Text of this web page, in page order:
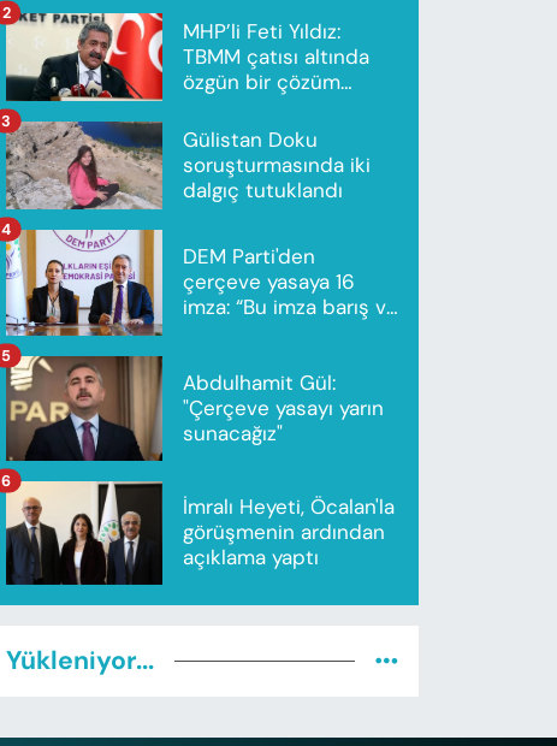
MHP’li Feti Yıldız:
TBMM çatısı altında
özgün bir çözüm
2
Gülistan Doku
soruşturmasında iki
dalgıç tutuklandı
3
DEM Parti'den
çerçeve yasaya 16
imza: “Bu imza barış ve
4
Abdulhamit Gül:
"Çerçeve yasayı yarın
sunacağız"
5
İmralı Heyeti, Öcalan'la
görüşmenin ardından
açıklama yaptı
6
Yükleniyor...